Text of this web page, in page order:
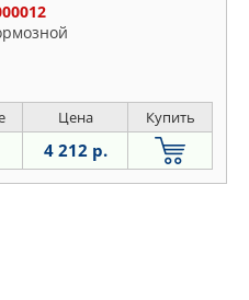
Цена Купить
4 212 р.